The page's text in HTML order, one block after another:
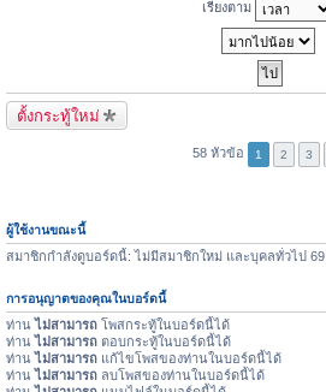
เรียงตาม
ตั้งกระทู้ใหม่
58 หัวข้อ 1 2 3
ผู้ใช้งานขณะนี้
สมาชิกกำลังดูบอร์ดนี้: ไม่มีสมาชิกใหม่ และบุคลทั่วไป 69
การอนุญาตของคุณในบอร์ดนี้
ท่านไม่สามารถ โพสกระทู้ในบอร์ดนี้ได้
ท่านไม่สามารถ ตอบกระทู้ในบอร์ดนี้ได้
ท่านไม่สามารถ แก้ไขโพสของท่านในบอร์ดนี้ได้
ท่านไม่สามารถ ลบโพสของท่านในบอร์ดนี้ได้